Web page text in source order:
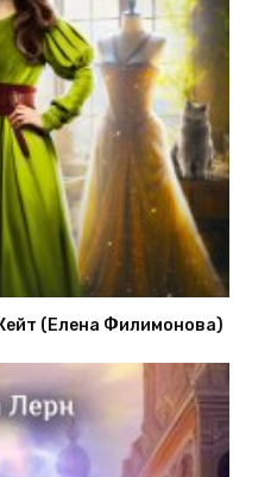
(Елена Филимонова)